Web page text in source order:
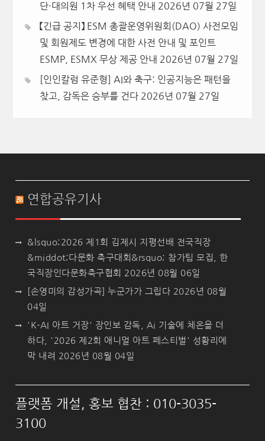
단·대의원 1차 우선 혜택 안내 2026년 07월 27일
【긴급 공지】 ESM 총괄운영위원회(DAO) 사전모임
및 회원제도 변경에 대한 사전 안내 및 포인트
ESMP, ESMX 무상 제공 안내 2026년 07월 27일
[인인칼럼 유준형] AI와 축구: 인공지능은 패턴을
찾고, 감독은 승부를 건다 2026년 07월 27일
연합공유기사
&lsquo;2026 제1회 김제시 지평선배 전국직장
&middot;다문화 축구대회&rsquo; 참가팀 모집, 한
국직장인다문화축구협회 2026년 08월 06일
[손영미의 감성가곡] 누군가가 그립다 2026년 08월
04일
'K-AI 아트 거장' 장인보 감독, Ai 기술에 체온을 더
하다, '2026 제2회 애니멀 아트 페스티벌' 성황리에
막 내려 2026년 08월 04일
플랫폼 개설, 홍보 협찬 : 010-3035-
3100